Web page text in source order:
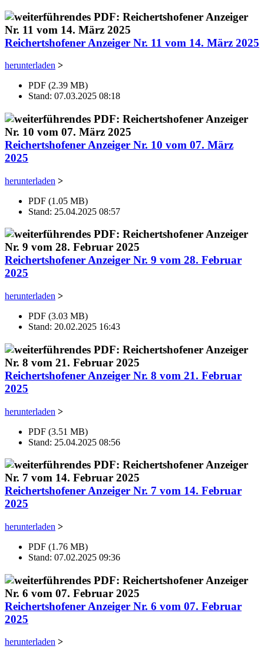
Reichertshofener Anzeiger Nr. 11 vom 14. März 2025
herunterladen >
PDF (2.39 MB)
Stand: 07.03.2025 08:18
Reichertshofener Anzeiger Nr. 10 vom 07. März
2025
herunterladen >
PDF (1.05 MB)
Stand: 25.04.2025 08:57
Reichertshofener Anzeiger Nr. 9 vom 28. Februar
2025
herunterladen >
PDF (3.03 MB)
Stand: 20.02.2025 16:43
Reichertshofener Anzeiger Nr. 8 vom 21. Februar
2025
herunterladen >
PDF (3.51 MB)
Stand: 25.04.2025 08:56
Reichertshofener Anzeiger Nr. 7 vom 14. Februar
2025
herunterladen >
PDF (1.76 MB)
Stand: 07.02.2025 09:36
Reichertshofener Anzeiger Nr. 6 vom 07. Februar
2025
herunterladen >